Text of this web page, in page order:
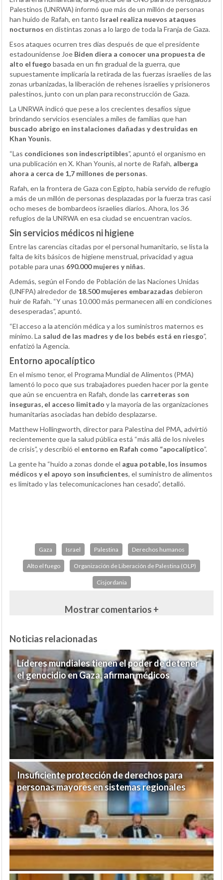
Palestinos (UNRWA) informó que más de un millón de personas
han huido de Rafah, en tanto Israel realiza nuevos ataques
nocturnos en distintas zonas a lo largo de toda la Franja de Gaza.
Esos ataques ocurren tres días después de que el presidente
estadounidense Joe Biden diera a conocer una propuesta de
alto el fuego basada en un fin gradual de la guerra, que
supuestamente implicaría la retirada de las fuerzas israelíes de las
zonas urbanizadas, la liberación de rehenes israelíes y prisioneros
palestinos, junto con un plan para reconstrucción de Gaza.
La UNRWA indicó que pese a los crecientes desafíos sigue
brindando servicios esenciales a miles de familias que han
buscado abrigo en instalaciones dañadas y destruidas en
Khan Younis.
“Las condiciones son indescriptibles”, apuntó el organismo en
una publicación en X. Khan Younis, al norte de Rafah, alberga
ahora a cerca de 1,7 millones de personas.
Rafah, en la frontera de Gaza con Egipto, había servido de refugio
a más de un millón de personas desplazadas por la fuerza tras casi
ocho meses de bombardeos israelíes diarios. Ahora, los 36
refugios de la UNRWA en esa ciudad se encuentran vacíos.
Sin servicios médicos ni higiene
Entre las carencias citadas por el personal humanitario, se lista la
falta de kits básicos de higiene menstrual, privacidad y agua
potable para unas 690.000 mujeres y niñas.
Además, según el Fondo de Población de las Naciones Unidas
(UNFPA) alrededor de 18.500 mujeres embarazadas debieron
huir de Rafah. “Y unas 10.000 más permanecen allí en condiciones
desesperadas”, apuntó.
“El acceso a la atención médica y a los suministros maternos es
mínimo. La salud de las madres y de los bebés está en riesgo”,
enfatizó la Agencia.
Entorno apocalíptico
En el mismo tenor, el Programa Mundial de Alimentos (PMA)
lamentó lo poco que sus trabajadores pueden hacer por la gente
que aún se encuentra en Rafah, donde las carreteras son
inseguras, el acceso limitado y la mayoría de las organizaciones
humanitarias asociadas han debido desplazarse.
Matthew Hollingworth, director para Palestina del PMA, advirtió
recientemente que la salud pública está “más allá de los niveles
de crisis”, y describió el entorno en Rafah como “apocalíptico”.
La gente ha “huido a zonas donde el agua potable, los insumos
médicos y el apoyo son insuficientes, el suministro de alimentos
es limitado y las telecomunicaciones han cesado”, detalló.
Gaza Israel Palestina Derechos humanos
Alto el fuego Organización de Liberación de Palestina (OLP)
Cisjordania
Mostrar comentarios +
Noticias relacionadas
Líderes mundiales tienen el poder de detener
el genocidio en Gaza, afirman médicos
Insuficiente protección de derechos para
personas mayores en sistemas regionales